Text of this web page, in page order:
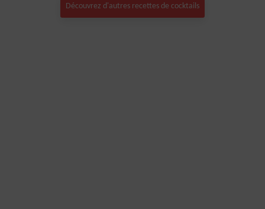
Découvrez d'autres recettes de cocktails